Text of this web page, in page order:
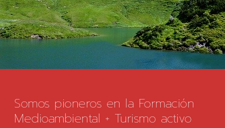
Somos pioneros en la Formación
Medioambiental + Turismo activo